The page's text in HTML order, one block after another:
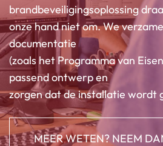
brandbeveiligingsoplossing
onze hand niet om. We
documentatie
(zoals het Programma van
passend ontwerp en
zorgen dat de installatie wordt
MEER WETEN? NEEM